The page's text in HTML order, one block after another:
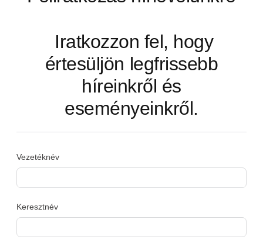
Iratkozzon fel, hogy
értesüljön legfrissebb
híreinkről és
eseményeinkről.
Vezetéknév
Keresztnév